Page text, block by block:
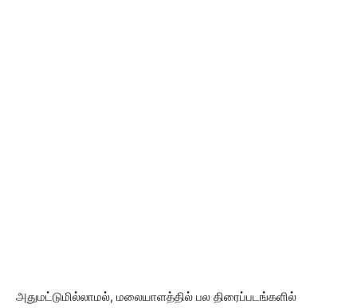
அதுமட்டுமில்லாமல், மலையாளத்தில் பல திரைப்படங்களில்